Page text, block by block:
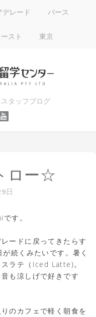
デレード パース
スト 東京
タッフブログ
ロー☆
日
す。
ードに戻ってきたらす
続くみたいです。暑く
ラテ（Iced Latte)。
も涼しげで好きです
のカフェで軽く朝食を